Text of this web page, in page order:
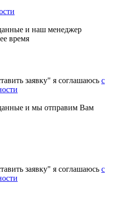
и наш менеджер
время
заявку" я соглашаюсь с
и мы отправим Вам
заявку" я соглашаюсь с